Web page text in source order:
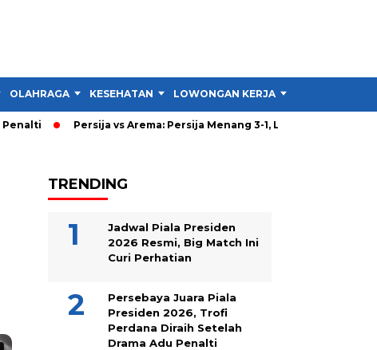
OLAHRAGA KESEHATAN LOWONGAN KERJA
Persija vs Arema: Persija Menang 3-1, Lalu Kenapa Rekor H2H
TRENDING
Jadwal Piala Presiden
2026 Resmi, Big Match Ini
Curi Perhatian
Persebaya Juara Piala
Presiden 2026, Trofi
Perdana Diraih Setelah
Drama Adu Penalti